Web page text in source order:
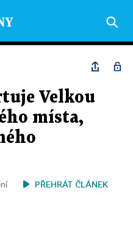
Velkou
místa,
PŘEHRÁT ČLÁNEK